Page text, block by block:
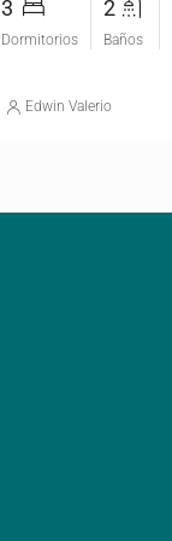
3
Dormitorios
2
Baños
Edwin Valerio